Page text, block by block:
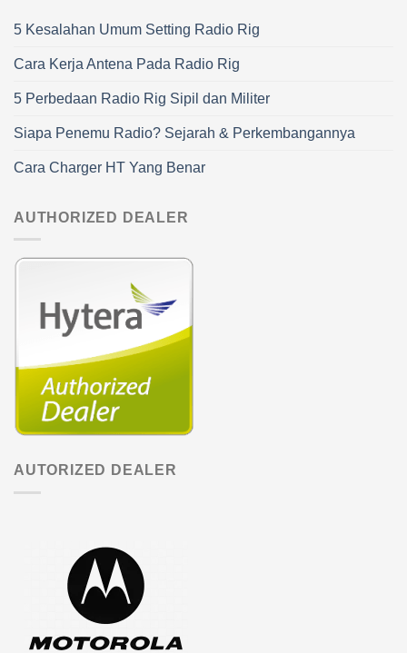
5 Kesalahan Umum Setting Radio Rig
Cara Kerja Antena Pada Radio Rig
5 Perbedaan Radio Rig Sipil dan Militer
Siapa Penemu Radio? Sejarah & Perkembangannya
Cara Charger HT Yang Benar
AUTHORIZED DEALER
AUTORIZED DEALER